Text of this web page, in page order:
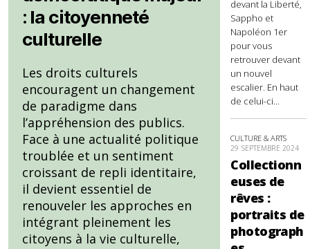
: la citoyenneté
culturelle
Les droits culturels
encouragent un changement
de paradigme dans
l’appréhension des publics.
Face à une actualité politique
troublée et un sentiment
croissant de repli identitaire,
il devient essentiel de
renouveler les approches en
intégrant pleinement les
citoyens à la vie culturelle,
devant la Liberté,
Sappho et
Napoléon 1er
pour vous
retrouver devant
un nouvel
escalier. En haut
de celui-ci...
CULTURE & ARTS
29 SEPTEMBRE 2024
Collectionn
euses de
rêves :
portraits de
photograph